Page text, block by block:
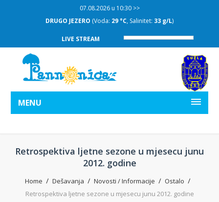
07.08.2026 u 10:30 >>
DRUGO JEZERO (Voda: 29 °C, Salinitet: 33 g/L)
LIVE STREAM
MENU
Retrospektiva ljetne sezone u mjesecu junu
2012. godine
Home Dešavanja Novosti / Informacije
Ostalo
Retrospektiva ljetne sezone u mjesecu junu 2012. godine